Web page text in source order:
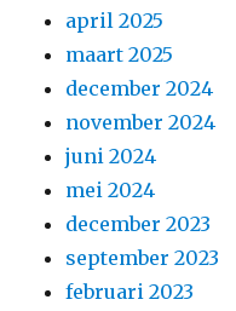
april 2025
maart 2025
december 2024
november 2024
juni 2024
mei 2024
december 2023
september 2023
februari 2023